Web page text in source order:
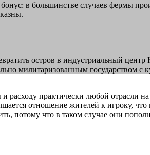
в большинстве случаев фермы
казны.
остров в индустриальный
милитаризованным государством с
практически любой отрасли
отношение жителей к игроку,
потому что в таком случае они